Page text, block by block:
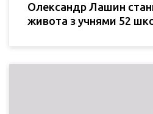
Олександр Лашин
живота з учнями 52